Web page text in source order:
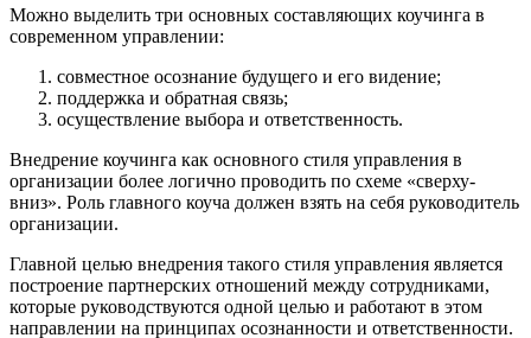
Можно выделить три основных составляющих коучинга в
современном управлении:
совместное осознание будущего и его видение;
поддержка и обратная связь;
осуществление выбора и ответственность.
Внедрение коучинга как основного стиля управления в
организации более логично проводить по схеме «сверху-
вниз». Роль главного коуча должен взять на себя руководитель
организации.
Главной целью внедрения такого стиля управления является
построение партнерских отношений между сотрудниками,
которые руководствуются одной целью и работают в этом
направлении на принципах осознанности и ответственности.